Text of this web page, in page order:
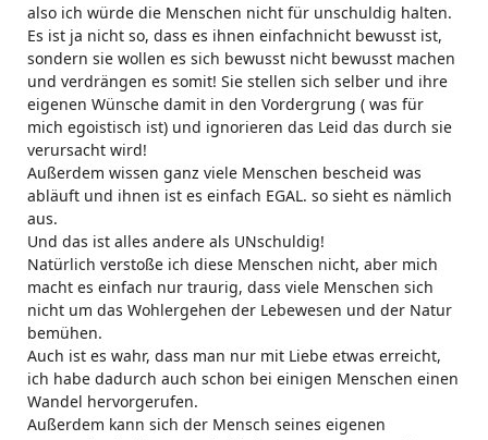
also ich würde die Menschen nicht für unschuldig halten.
Es ist ja nicht so, dass es ihnen einfachnicht bewusst ist,
sondern sie wollen es sich bewusst nicht bewusst machen
und verdrängen es somit! Sie stellen sich selber und ihre
eigenen Wünsche damit in den Vordergrung ( was für
mich egoistisch ist) und ignorieren das Leid das durch sie
verursacht wird!
Außerdem wissen ganz viele Menschen bescheid was
abläuft und ihnen ist es einfach EGAL. so sieht es nämlich
aus.
Und das ist alles andere als UNschuldig!
Natürlich verstoße ich diese Menschen nicht, aber mich
macht es einfach nur traurig, dass viele Menschen sich
nicht um das Wohlergehen der Lebewesen und der Natur
bemühen.
Auch ist es wahr, dass man nur mit Liebe etwas erreicht,
ich habe dadurch auch schon bei einigen Menschen einen
Wandel hervorgerufen.
Außerdem kann sich der Mensch seines eigenen